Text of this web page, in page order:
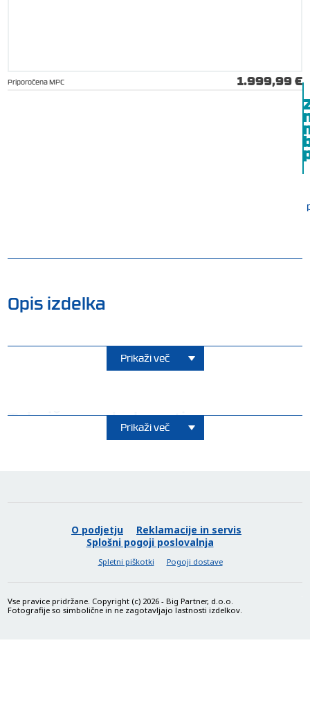
Priporočena MPC 1.999,99 €
Opis izdelka
Prikaži več
Tehnične podrobnosti
Prikaži več
O podjetju
Reklamacije in servis
Splošni pogoji poslovalnja
Spletni piškotki Pogoji dostave
Vse pravice pridržane. Copyright (c) 2026 - Big Partner, d.o.o.
Fotografije so simbolične in ne zagotavljajo lastnosti izdelkov.